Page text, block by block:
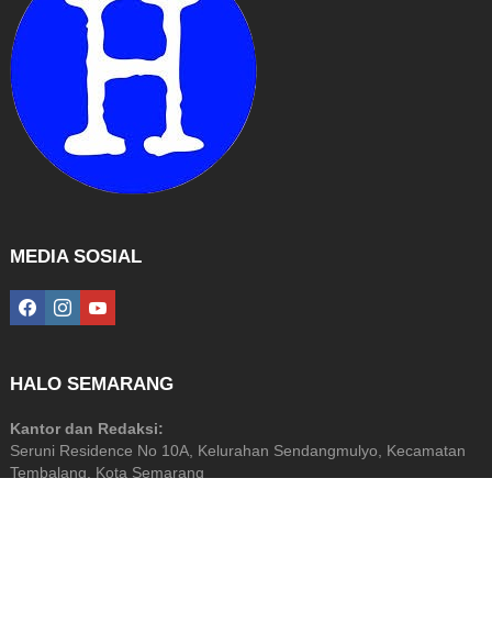
MEDIA SOSIAL
facebookinstagramyoutube
HALO SEMARANG
Kantor dan Redaksi:
Seruni Residence No 10A, Kelurahan Sendangmulyo, Kecamatan
Tembalang, Kota Semarang